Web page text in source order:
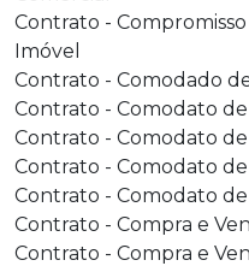
Contrato -
Imóvel
Contrato - Comodado
Contrato - Comodato
Contrato - Comodato
Contrato - Comodato
Contrato - Comodato
Contrato - Compra e
Contrato - Compra e